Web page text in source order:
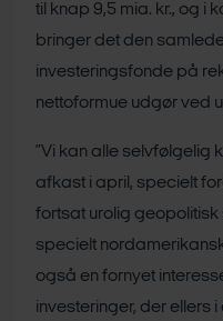
til knap 9,5 mia. kr., og i
bringer det den
investeringsfonde på
nettoformue udgør ved
”Vi kan alle selvfølgelig
afkast i april, specielt
fortsat urolig geopolitisk
specielt
også en fornyet
investeringer, der ellers